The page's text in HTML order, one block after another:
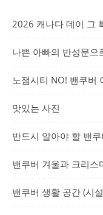
2026 캐나다 데이 그
나쁜 아빠의 반성문으
노잼시티 NO! 밴쿠버
맛있는 사진
반드시 알아야 할 밴
밴쿠버 겨울과 크리스
밴쿠버 생활 공간 (시